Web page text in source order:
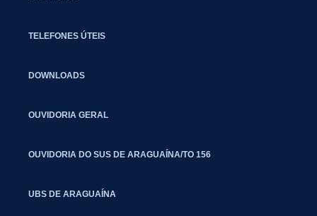
TELEFONES ÚTEIS
DOWNLOADS
OUVIDORIA GERAL
OUVIDORIA DO SUS DE ARAGUAÍNA/TO 156
UBS DE ARAGUAÍNA